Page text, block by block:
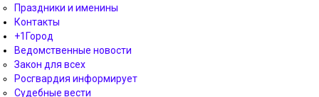
Праздники и именины
Контакты
+1Город
Ведомственные новости
Закон для всех
Росгвардия информирует
Судебные вести